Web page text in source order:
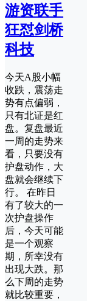
游资联手
狂怼剑桥
科技
今天A股小幅
收跌，震荡走
势有点偏弱，
只有北证是红
盘。复盘最近
一周的走势来
看，只要没有
护盘动作，大
盘就会继续下
行。 在昨日
有了较大的一
次护盘操作
后，今天可能
是一个观察
期，所幸没有
出现大跌。那
么下周的走势
就比较重要，